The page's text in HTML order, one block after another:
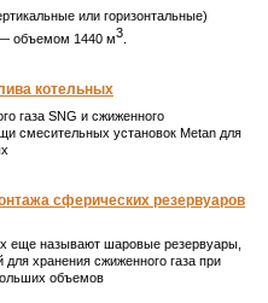
или горизонтальные)
объемом 1440 м3
котельных
газа SNG и сжиженного
смесительных установок Metan для
сферических резервуаров
еще называют шаровые резервуары,
хранения сжиженного газа при
объемов